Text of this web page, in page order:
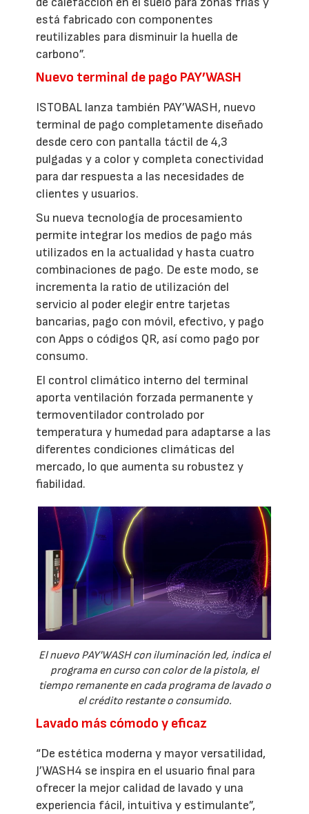
está fabricado con componentes
reutilizables para disminuir la huella de
carbono”.
Nuevo terminal de pago PAY’WASH
ISTOBAL lanza también PAY’WASH, nuevo
terminal de pago completamente diseñado
desde cero con pantalla táctil de 4,3
pulgadas y a color y completa conectividad
para dar respuesta a las necesidades de
clientes y usuarios.
Su nueva tecnología de procesamiento
permite integrar los medios de pago más
utilizados en la actualidad y hasta cuatro
combinaciones de pago. De este modo, se
incrementa la ratio de utilización del
servicio al poder elegir entre tarjetas
bancarias, pago con móvil, efectivo, y pago
con Apps o códigos QR, así como pago por
consumo.
El control climático interno del terminal
aporta ventilación forzada permanente y
termoventilador controlado por
temperatura y humedad para adaptarse a las
diferentes condiciones climáticas del
mercado, lo que aumenta su robustez y
fiabilidad.
El nuevo PAY'WASH con iluminación led, indica el
programa en curso con color de la pistola, el
tiempo remanente en cada programa de lavado o
el crédito restante o consumido.
Lavado más cómodo y eficaz
“De estética moderna y mayor versatilidad,
J’WASH4 se inspira en el usuario final para
ofrecer la mejor calidad de lavado y una
experiencia fácil, intuitiva y estimulante”,